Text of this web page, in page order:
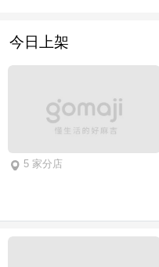
今日上架
5 家分店